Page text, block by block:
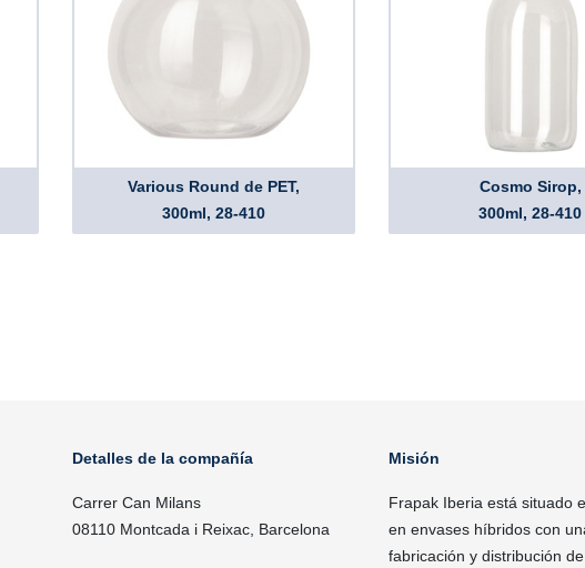
Various Round de PET,
300ml, 28-410
Cosmo Sirop,
300ml, 28-410
Detalles de la compañía
Carrer Can Milans
08110 Montcada i Reixac, Barcelona
Misión
Frapak Iberia está situado
en envases híbridos con
fabricación y distribución